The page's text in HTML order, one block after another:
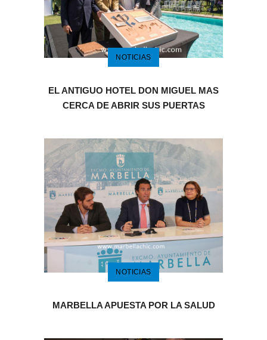
NOTICIAS
EL ANTIGUO HOTEL DON MIGUEL MAS
CERCA DE ABRIR SUS PUERTAS
NOTICIAS
MARBELLA APUESTA POR LA SALUD